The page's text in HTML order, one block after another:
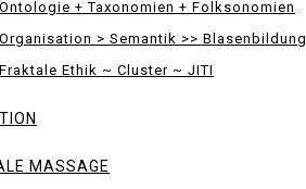
Ontologie + Taxonomien + Folksonomien
Organisation > Semantik >> Blasenbildung
Fraktale Ethik ~ Cluster ~ JITI
MASSAGE